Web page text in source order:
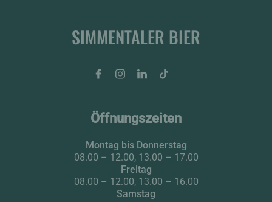
SIMMENTALER BIER
FacebookInstagramLinkedInTiktok
Öffnungszeiten
Montag bis Donnerstag
08.00 – 12.00, 13.00 – 17.00
Freitag
08.00 – 12.00, 13.00 – 16.00
Samstag